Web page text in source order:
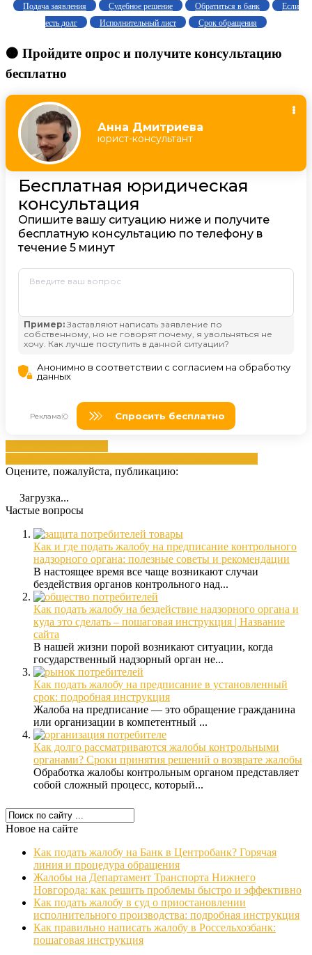
Подача заявления
Судебное решение Обратиться в банк
Если
есть долг
Исполнительный лист Срок обращения
🟠 Пройдите опрос и получите консультацию
бесплатно
Оцените, пожалуйста, публикацию:
Загрузка...
Частые вопросы
Как и где подать жалобу на предписание контрольного
надзорного органа: полезные советы и рекомендации
В настоящее время все чаще возникают случаи
бездействия органов контрольного над...
Как подать жалобу на бездействие надзорного органа и
куда это сделать – пошаговая инструкция | Название
сайта
В нашей жизни порой возникают ситуации, когда
государственный надзорный орган не...
Как подать жалобу на предписание в установленный
срок: подробная инструкция
Жалоба на предписание — это обращение гражданина
или организации в компетентный ...
Как долго рассматриваются жалобы контрольными
органами? Сроки принятия решений о возврате жалобы
Обработка жалобы контрольным органом представляет
собой сложный процесс, который...
Новое на сайте
Как подать жалобу на Банк в Центробанк? Горячая
линия и процедура обращения
Жалобы на Департамент Транспорта Нижнего
Новгорода: как решить проблемы быстро и эффективно
Как подать жалобу в суд о приостановлении
исполнительного производства: подробная инструкция
Как правильно написать жалобу в Россельхозбанк:
пошаговая инструкция